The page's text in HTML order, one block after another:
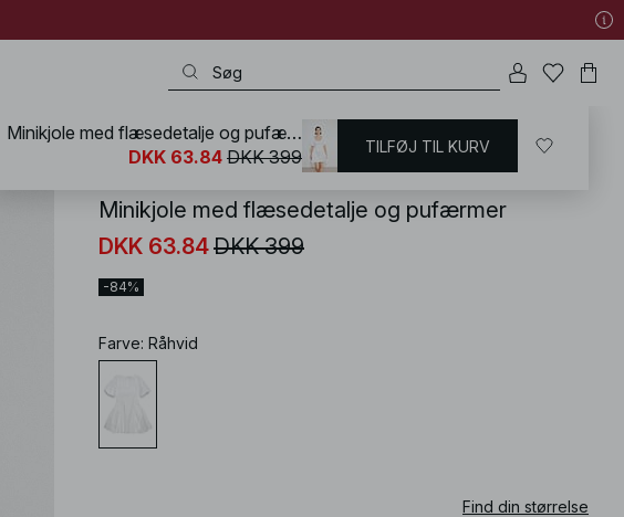
NA-KD / Kjoler / Kjoler med pufærmer
Minikjole med flæsedetalje og pufærmer
DKK 63.84DKK 399
-84%
Farve: Råhvid
Find din størrelse
Minikjole med flæsedetalje og pufærmer
DKK 63.84 DKK 399 TILFØJ TIL KURV